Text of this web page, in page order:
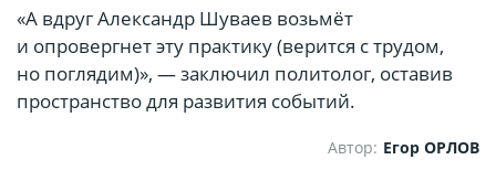
«А вдруг Александр Шуваев возьмёт
и опровергнет эту практику (верится с трудом,
но поглядим)», — заключил политолог, оставив
пространство для развития событий.
Автор: Егор ОРЛОВ